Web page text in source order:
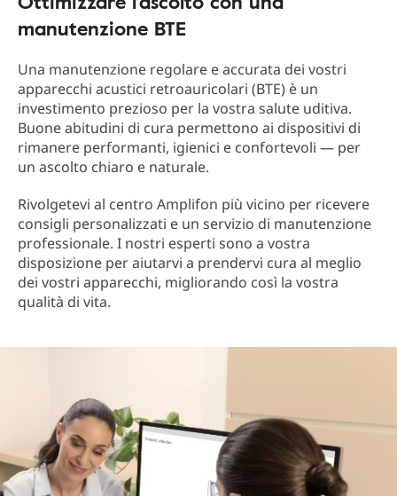
manutenzione BTE
Una manutenzione regolare e accurata dei vostri
apparecchi acustici retroauricolari (BTE) è un
investimento prezioso per la vostra salute uditiva.
Buone abitudini di cura permettono ai dispositivi di
rimanere performanti, igienici e confortevoli — per
un ascolto chiaro e naturale.
Rivolgetevi al centro Amplifon più vicino per ricevere
consigli personalizzati e un servizio di manutenzione
professionale. I nostri esperti sono a vostra
disposizione per aiutarvi a prendervi cura al meglio
dei vostri apparecchi, migliorando così la vostra
qualità di vita.